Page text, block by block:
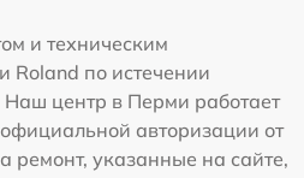
и техническим
Roland по истечении
Наш центр в Перми работает
авторизации от
ремонт, указанные на сайте,